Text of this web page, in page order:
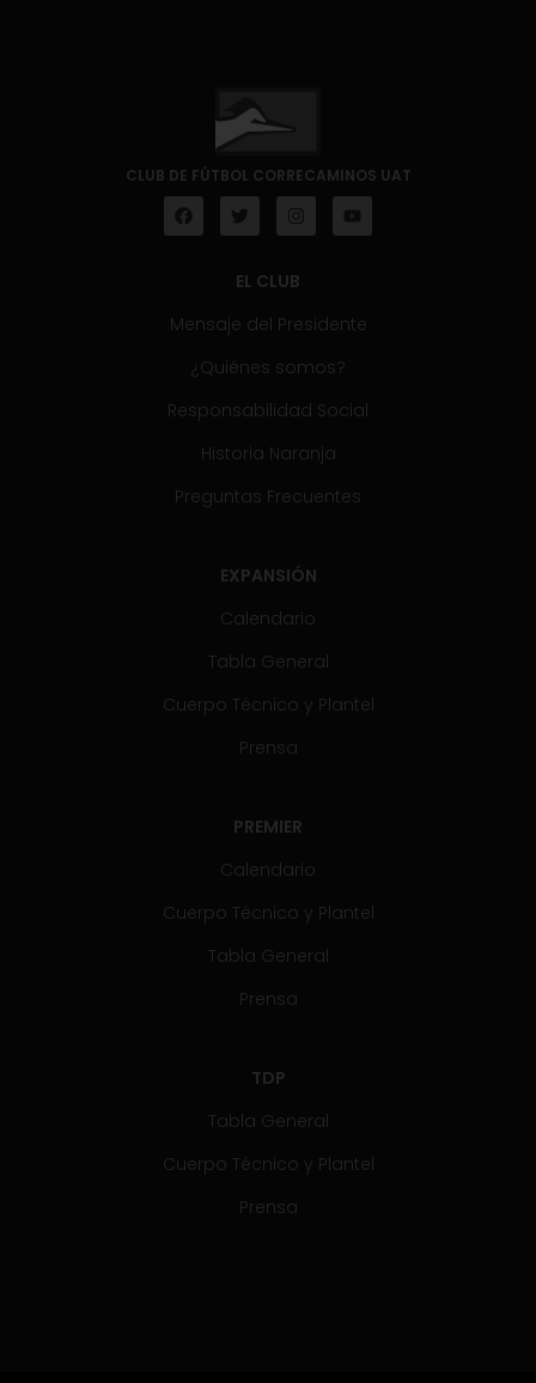
CLUB DE FÚTBOL CORRECAMINOS UAT
EL CLUB
Mensaje del Presidente
¿Quiénes somos?
Responsabilidad Social
Historia Naranja
Preguntas Frecuentes
EXPANSIÓN
Calendario
Tabla General
Cuerpo Técnico y Plantel
Prensa
PREMIER
Calendario
Cuerpo Técnico y Plantel
Tabla General
Prensa
TDP
Tabla General
Cuerpo Técnico y Plantel
Prensa